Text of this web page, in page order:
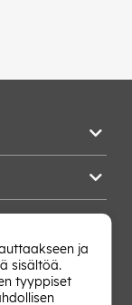
ja
sisältöä.
tyyppiset